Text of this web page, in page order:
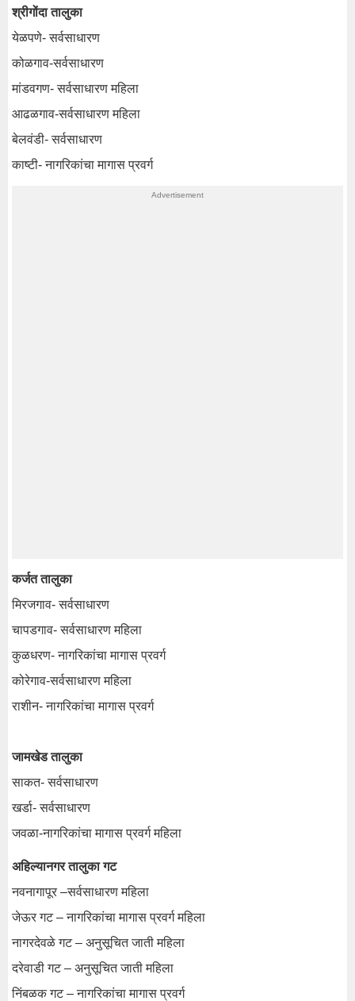
श्रीगोंदा तालुका
येळपणे- सर्वसाधारण
कोळगाव-सर्वसाधारण
मांडवगण- सर्वसाधारण महिला
आढळगाव-सर्वसाधारण महिला
बेलवंडी- सर्वसाधारण
काष्टी- नागरिकांचा मागास प्रवर्ग
कर्जत तालुका
मिरजगाव- सर्वसाधारण
चापडगाव- सर्वसाधारण महिला
कुळधरण- नागरिकांचा मागास प्रवर्ग
कोरेगाव-सर्वसाधारण महिला
राशीन- नागरिकांचा मागास प्रवर्ग
जामखेड तालुका
साकत- सर्वसाधारण
खर्डा- सर्वसाधारण
जवळा-नागरिकांचा मागास प्रवर्ग महिला
अहिल्यानगर तालुका गट
नवनागापूर –सर्वसाधारण महिला
जेऊर गट – नागरिकांचा मागास प्रवर्ग महिला
नागरदेवळे गट – अनुसूचित जाती महिला
दरेवाडी गट – अनुसूचित जाती महिला
निंबळक गट – नागरिकांचा मागास प्रवर्ग